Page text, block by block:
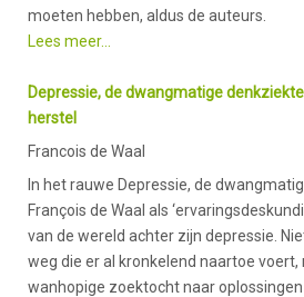
moeten hebben, aldus de auteurs.
Lees meer...
Depressie, de dwangmatige
herstel
Francois de Waal
In het rauwe Depressie, de
François de Waal als
van de wereld achter zijn depressie.
weg die er al kronkelend naartoe voert,
wanhopige zoektocht naar